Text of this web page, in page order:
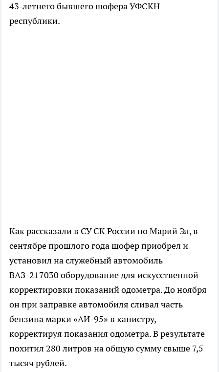
43-летнего бывшего шофера УФСКН
республики.
Как рассказали в СУ СК России по Марий Эл, в
сентябре прошлого года шофер приобрел и
установил на служебный автомобиль
ВАЗ-217030 оборудование для искусственной
корректировки показаний одометра. До ноября
он при заправке автомобиля сливал часть
бензина марки «АИ-95» в канистру,
корректируя показания одометра. В результате
похитил 280 литров на общую сумму свыше 7,5
тысяч рублей.